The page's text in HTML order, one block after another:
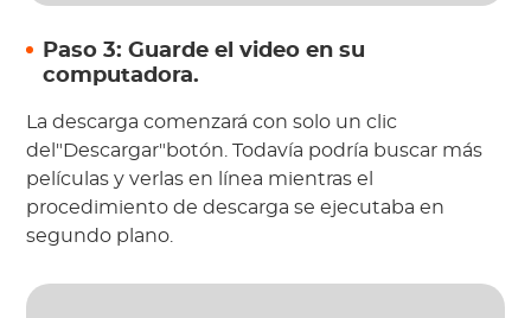
Paso 3: Guarde el video en su
computadora.
La descarga comenzará con solo un clic
del"Descargar"botón. Todavía podría buscar más
películas y verlas en línea mientras el
procedimiento de descarga se ejecutaba en
segundo plano.